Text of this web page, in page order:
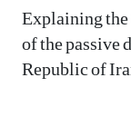
Explaining
of the passive
Republic of